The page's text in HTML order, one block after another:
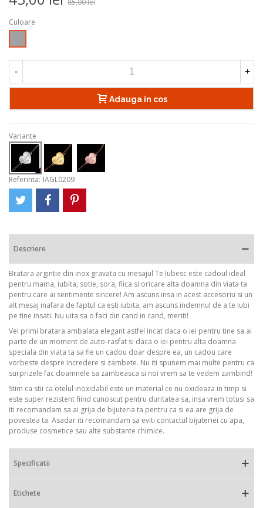
85,00 lei
Culoare
- +
Adauga in cos
Variante
Referinta: IAGL0209
Descriere
Bratara argintie din inox gravata cu mesajul Te Iubesc este cadoul ideal
pentru mama, iubita, sotie, sora, fiica si oricare alta doamna din viata ta
pentru care ai sentimente sincere! Am ascuns insa in acest accesoriu si un
alt mesaj inafara de faptul ca esti iubita, am ascuns indemnul de a te iubi
pe tine insati. Nu uita sa o faci din cand in cand, meriti!
Vei primi bratara ambalata elegant astfel incat daca o iei pentru tine sa ai
parte de un moment de auto-rasfat si daca o iei pentru alta doamna
speciala din viata ta sa fie un cadou doar despre ea, un cadou care
vorbeste despre incredere si zambete. Nu iti spunem mai multe pentru ca
surprizele fac doamnele sa zambeasca si noi vrem sa te vedem zambind!
Stim ca stii ca otelul inoxidabil este un material ce nu oxideaza in timp si
este super rezistent fiind cunoscut pentru duritatea sa, insa vrem totusi sa
iti recomandam sa ai grija de bijuteria ta pentru ca si ea are grija de
povestea ta. Asadar iti recomandam sa eviti contactul bijuteriei cu apa,
produse cosmetice sau alte substante chimice.
Specificatii
Etichete